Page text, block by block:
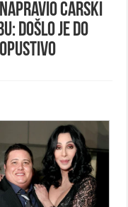
CARSKI
Došlo je do